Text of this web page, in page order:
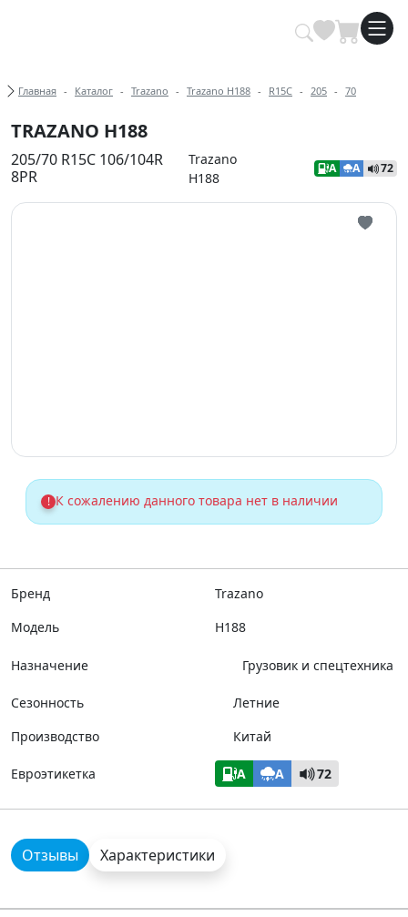
Купить автомобильные шины
Хлебные крошки
Главная Каталог Trazano Trazano H188 R15C 205 70
TRAZANO H188
205/70 R15C 106/104R
8PR
Trazano
H188
A A 72
! К сожалению данного товара нет в наличии
Бренд
Trazano
Модель
H188
Назначение Грузовик и спецтехника
Сезонность
Летние
Производство
Китай
Евроэтикетка A A 72
Отзывы Характеристики